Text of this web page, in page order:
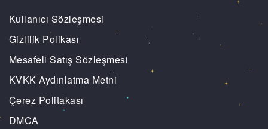
Kullanıcı Sözleşmesi
Gizlilik Polikası
Mesafeli Satış Sözleşmesi
KVKK Aydınlatma Metni
Çerez Politakası
DMCA